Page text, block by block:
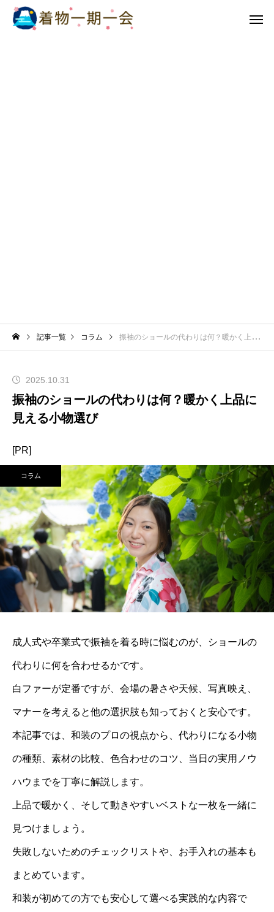
記事一覧 コラム 振袖のショールの代わりは何？暖かく上品に見える小物選び
2025.10.31
振袖のショールの代わりは何？暖かく上品に
見える小物選び
[PR]
コラム
成人式や卒業式で振袖を着る時に悩むのが、ショールの
代わりに何を合わせるかです。
白ファーが定番ですが、会場の暑さや天候、写真映え、
マナーを考えると他の選択肢も知っておくと安心です。
本記事では、和装のプロの視点から、代わりになる小物
の種類、素材の比較、色合わせのコツ、当日の実用ノウ
ハウまでを丁寧に解説します。
上品で暖かく、そして動きやすいベストな一枚を一緒に
見つけましょう。
失敗しないためのチェックリストや、お手入れの基本も
まとめています。
和装が初めての方でも安心して選べる実践的な内容で